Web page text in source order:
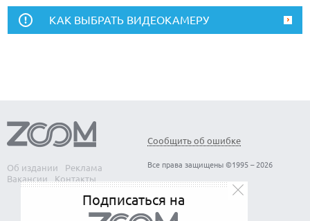
КАК ВЫБРАТЬ ВИДЕОКАМЕРУ
Об издании
Реклама
Вакансии
Контакты
Сообщить об ошибке
Все права защищены ©1995 – 2026
Подписаться на